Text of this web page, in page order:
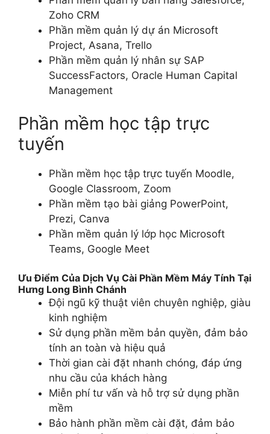
Zoho CRM
Phần mềm quản lý dự án Microsoft
Project, Asana, Trello
Phần mềm quản lý nhân sự SAP
SuccessFactors, Oracle Human Capital
Management
Phần mềm học tập trực
tuyến
Phần mềm học tập trực tuyến Moodle,
Google Classroom, Zoom
Phần mềm tạo bài giảng PowerPoint,
Prezi, Canva
Phần mềm quản lý lớp học Microsoft
Teams, Google Meet
Ưu Điểm Của Dịch Vụ Cài Phần Mềm Máy Tính Tại
Hưng Long Bình Chánh
Đội ngũ kỹ thuật viên chuyên nghiệp, giàu
kinh nghiệm
Sử dụng phần mềm bản quyền, đảm bảo
tính an toàn và hiệu quả
Thời gian cài đặt nhanh chóng, đáp ứng
nhu cầu của khách hàng
Miễn phí tư vấn và hỗ trợ sử dụng phần
mềm
Bảo hành phần mềm cài đặt, đảm bảo